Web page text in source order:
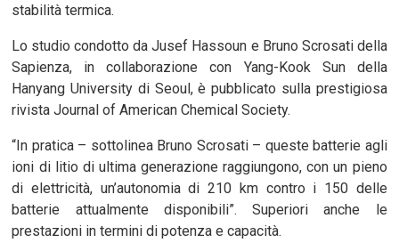
stabilità termica.
Lo studio condotto da Jusef Hassoun e Bruno Scrosati della
Sapienza, in collaborazione con Yang-Kook Sun della
Hanyang University di Seoul, è pubblicato sulla prestigiosa
rivista Journal of American Chemical Society.
“In pratica – sottolinea Bruno Scrosati – queste batterie agli
ioni di litio di ultima generazione raggiungono, con un pieno
di elettricità, un’autonomia di 210 km contro i 150 delle
batterie attualmente disponibili”. Superiori anche le
prestazioni in termini di potenza e capacità.